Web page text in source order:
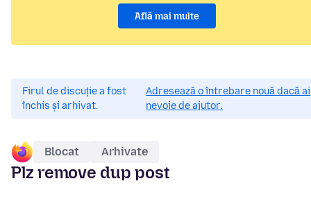
Află mai multe
Firul de discuție a fost
închis și arhivat.
Adresează o întrebare nouă dacă ai
nevoie de ajutor.
Blocat Arhivate
Plz remove dup post